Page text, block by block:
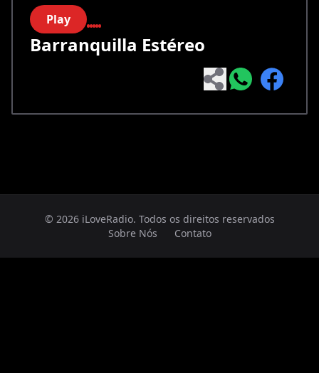
Play
Barranquilla Estéreo
© 2026 iLoveRadio. Todos os direitos reservados
Sobre Nós
Contato